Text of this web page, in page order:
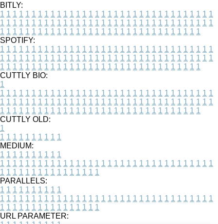
BITLY:
1 1 1 1 1 1 1 1 1 1 1 1 1 1 1 1 1 1 1 1 1 1 1 1 1 1 1 1 1 1 1 1 1 1
1 1 1 1 1 1 1 1 1 1 1 1 1 1 1 1 1 1 1 1 1 1 1 1 1 1 1 1 1 1 1 1 1 1
1 1 1 1 1 1 1 1 1 1 1 1 1 1 1 1 1 1 1 1 1 1 1 1 1 1 1 1 1 1 1 1
SPOTIFY:
1 1 1 1 1 1 1 1 1 1 1 1 1 1 1 1 1 1 1 1 1 1 1 1 1 1 1 1 1 1 1 1 1 1
1 1 1 1 1 1 1 1 1 1 1 1 1 1 1 1 1 1 1 1 1 1 1 1 1 1 1 1 1 1 1 1 1 1
1 1 1 1 1 1 1 1 1 1 1 1 1 1 1 1 1 1 1 1 1 1 1 1 1 1 1 1 1 1 1 1
CUTTLY BIO:
1
1 1 1 1 1 1 1 1 1 1 1 1 1 1 1 1 1 1 1 1 1 1 1 1 1 1 1 1 1 1 1 1 1 1
1 1 1 1 1 1 1 1 1 1 1 1 1 1 1 1 1 1 1 1 1 1 1 1 1 1 1 1 1 1 1 1 1 1
1 1 1 1 1 1 1 1 1 1 1 1 1 1 1 1 1 1 1 1 1 1 1 1 1 1 1 1 1 1 1 1
CUTTLY OLD:
1
1 1 1 1 1 1 1 1 1 1
MEDIUM:
1 1 1 1 1 1 1 1 1 1
1 1 1 1 1 1 1 1 1 1 1 1 1 1 1 1 1 1 1 1 1 1 1 1 1 1 1 1 1 1 1 1 1 1
1 1 1 1 1 1 1 1 1 1 1 1 1 1 1 1
PARALLELS:
1 1 1 1 1 1 1 1 1 1
1 1 1 1 1 1 1 1 1 1 1 1 1 1 1 1 1 1 1 1 1 1 1 1 1 1 1 1 1 1 1 1 1 1
1 1 1 1 1 1 1 1 1 1 1 1 1 1 1 1
URL PARAMETER: